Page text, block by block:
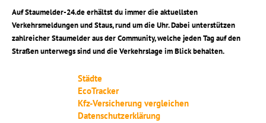
Auf Staumelder-24.de erhältst du immer die aktuellsten
Verkehrsmeldungen und Staus, rund um die Uhr. Dabei unterstützen
zahlreicher Staumelder aus der Community, welche jeden Tag auf den
Straßen unterwegs sind und die Verkehrslage im Blick behalten.
Städte
EcoTracker
Kfz-Versicherung vergleichen
Datenschutzerklärung